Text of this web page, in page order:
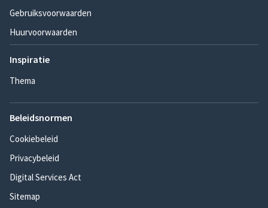
Gebruiksvoorwaarden
Huurvoorwaarden
Inspiratie
Thema
Beleidsnormen
Cookiebeleid
Privacybeleid
Digital Services Act
Sitemap